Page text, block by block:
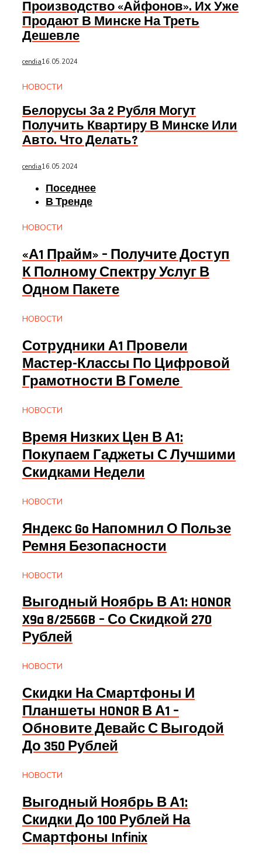
Производство «айфонов». Их Уже
Продают В Минске На Треть
Дешевле
cendia16.05.2024
НОВОСТИ
Белорусы За 2 Рубля Могут
Получить Квартиру В Минске Или
Авто. Что Делать?
cendia16.05.2024
Поседнее
В Тренде
НОВОСТИ
«А1 Прайм» – Получите Доступ
К Полному Спектру Услуг В
Одном Пакете
НОВОСТИ
Сотрудники А1 Провели
Мастер-Классы По Цифровой
Грамотности В Гомеле
НОВОСТИ
Время Низких Цен В А1:
Покупаем Гаджеты С Лучшими
Скидками Недели
НОВОСТИ
Яндекс Go Напомнил О Пользе
Ремня Безопасности
НОВОСТИ
Выгодный Ноябрь В А1: HONOR
X9a 8/256GB – Со Скидкой 270
Рублей
НОВОСТИ
Скидки На Смартфоны И
Планшеты HONOR В А1 –
Обновите Девайс С Выгодой
До 350 Рублей
НОВОСТИ
Выгодный Ноябрь В А1:
Скидки До 100 Рублей На
Смартфоны Infinix